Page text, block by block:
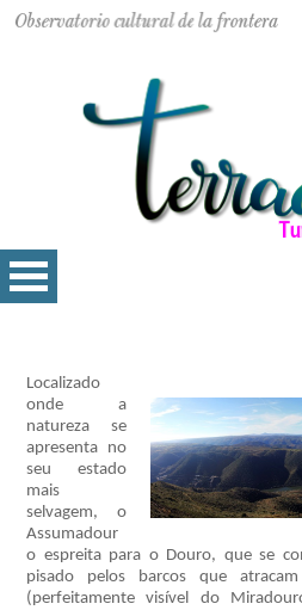
Localizado
onde a
natureza se
apresenta no
seu estado
mais
selvagem, o
Assumadour
o espreita para o Douro, que se
pisado pelos barcos que
(perfeitamente visível do